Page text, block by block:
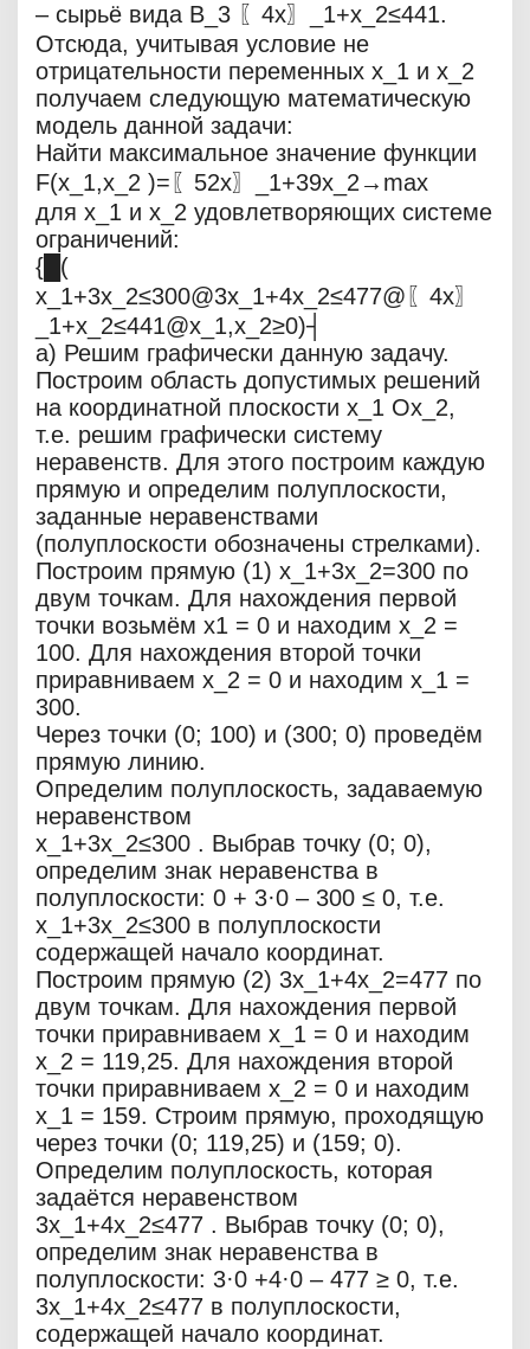
– сырьё вида B_3 〖4x〗_1+x_2≤441.
Отсюда, учитывая условие не
отрицательности переменных x_1 и x_2
получаем следующую математическую
модель данной задачи:
Найти максимальное значение функции
F(x_1,x_2 )=〖52x〗_1+39x_2→max
для x_1 и x_2 удовлетворяющих системе
ограничений:
{█(
x_1+3x_2≤300@3x_1+4x_2≤477@〖4x〗
_1+x_2≤441@x_1,x_2≥0)┤
а) Решим графически данную задачу.
Построим область допустимых решений
на координатной плоскости x_1 Ox_2,
т.е. решим графически систему
неравенств. Для этого построим каждую
прямую и определим полуплоскости,
заданные неравенствами
(полуплоскости обозначены стрелками).
Построим прямую (1) x_1+3x_2=300 по
двум точкам. Для нахождения первой
точки возьмём x1 = 0 и находим x_2 =
100. Для нахождения второй точки
приравниваем x_2 = 0 и находим x_1 =
300.
Через точки (0; 100) и (300; 0) проведём
прямую линию.
Определим полуплоскость, задаваемую
неравенством
x_1+3x_2≤300 . Выбрав точку (0; 0),
определим знак неравенства в
полуплоскости: 0 + 3·0 – 300 ≤ 0, т.е.
x_1+3x_2≤300 в полуплоскости
содержащей начало координат.
Построим прямую (2) 3x_1+4x_2=477 по
двум точкам. Для нахождения первой
точки приравниваем x_1 = 0 и находим
x_2 = 119,25. Для нахождения второй
точки приравниваем x_2 = 0 и находим
x_1 = 159. Строим прямую, проходящую
через точки (0; 119,25) и (159; 0).
Определим полуплоскость, которая
задаётся неравенством
3x_1+4x_2≤477 . Выбрав точку (0; 0),
определим знак неравенства в
полуплоскости: 3·0 +4·0 – 477 ≥ 0, т.е.
3x_1+4x_2≤477 в полуплоскости,
содержащей начало координат.